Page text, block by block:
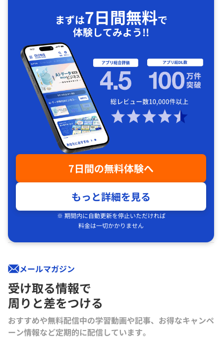
まずは7日間無料で
体験してみよう!!
7日間の無料体験へ
もっと詳細を見る
※ 期間内に自動更新を停止いただければ
料金は一切かかりません
メールマガジン
受け取る情報で
周りと差をつける
おすすめや無料配信中の学習動画や記事、お得なキャンペ
ーン情報など定期的に配信しています。